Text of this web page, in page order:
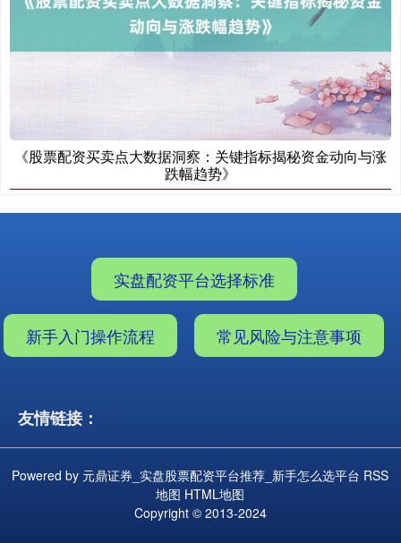
《股票配资买卖点大数据洞察：关键指标揭秘资金动向与涨
跌幅趋势》
实盘配资平台选择标准
新手入门操作流程 常见风险与注意事项
友情链接：
Powered by 元鼎证券_实盘股票配资平台推荐_新手怎么选平台 RSS
地图 HTML地图
Copyright © 2013-2024